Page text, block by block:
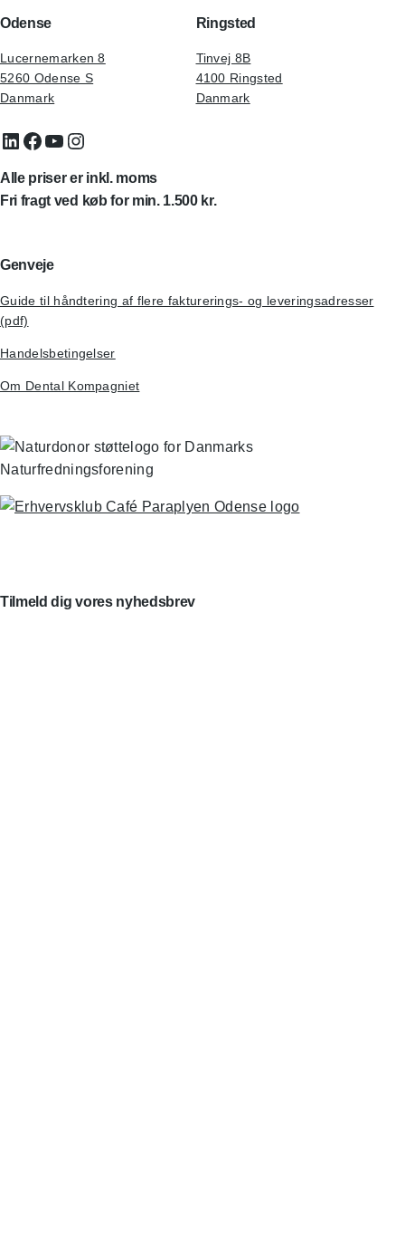
Odense
Lucernemarken 8
5260 Odense S
Danmark
Ringsted
Tinvej 8B
4100 Ringsted
Danmark
LinkedIn Facebook YouTube Instagram
Alle priser er inkl. moms
Fri fragt ved køb for min. 1.500 kr.
Genveje
Guide til håndtering af flere fakturerings- og leveringsadresser
(pdf)
Handelsbetingelser
Om Dental Kompagniet
Tilmeld dig vores nyhedsbrev